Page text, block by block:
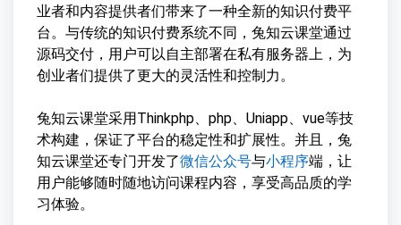
业者和内容提供者们带来了一种全新的知识付费平
台。与传统的知识付费系统不同，兔知云课堂通过
源码交付，用户可以自主部署在私有服务器上，为
创业者们提供了更大的灵活性和控制力。
兔知云课堂采用Thinkphp、php、Uniapp、vue等技
术构建，保证了平台的稳定性和扩展性。并且，兔
知云课堂还专门开发了微信公众号与小程序端，让
用户能够随时随地访问课程内容，享受高品质的学
习体验。